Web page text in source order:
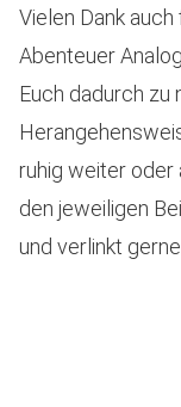
Vielen Dank
Abenteuer
Euch dadurch zu
ruhig weiter
den jeweiligen
und verlinkt